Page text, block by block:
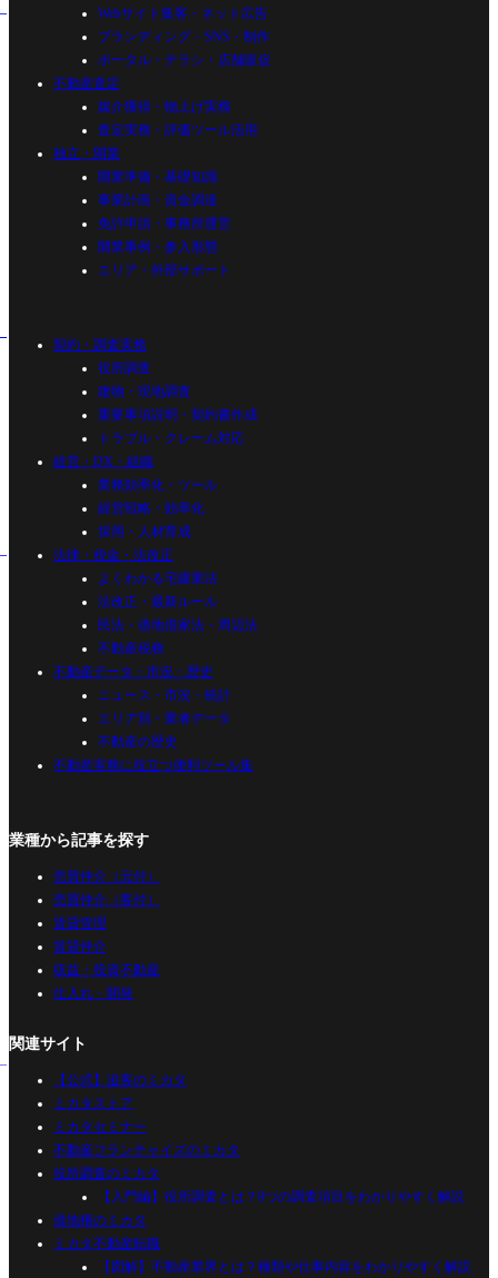
Webサイト集客・ネット広告
ブランディング・SNS・制作
ポータル・チラシ・店舗販促
不動産査定
媒介獲得・物上げ実務
査定実務・評価ツール活用
独立・開業
開業準備・基礎知識
事業計画・資金調達
免許申請・事務所運営
開業事例・参入形態
エリア・外部サポート
契約・調査実務
役所調査
建物・現地調査
重要事項説明・契約書作成
トラブル・クレーム対応
経営・DX・組織
業務効率化・ツール
経営戦略・効率化
採用・人材育成
法律・税金・法改正
よくわかる宅建業法
法改正・最新ルール
民法・借地借家法・周辺法
不動産税務
不動産データ・市況・歴史
ニュース・市況・統計
エリア別・業者データ
不動産の歴史
不動産実務に役立つ便利ツール集
業種から記事を探す
売買仲介（元付）
売買仲介（客付）
賃貸管理
賃貸仲介
収益・投資不動産
仕入れ・開発
関連サイト
【公式】追客のミカタ
ミカタストア
ミカタセミナー
不動産フランチャイズのミカタ
役所調査のミカタ
【入門編】役所調査とは？8つの調査項目をわかりやすく解説
借地権のミカタ
ミカタ不動産転職
【図解】不動産業界とは？種類や仕事内容をわかりやすく解説